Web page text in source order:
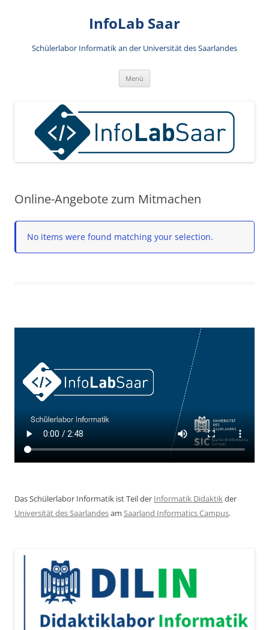
InfoLab Saar
Schülerlabor Informatik an der Universität des Saarlandes
Menü
Online-Angebote zum Mitmachen
No items were found matching your selection.
Das Schülerlabor Informatik ist Teil der Informatik Didaktikder
Universität des Saarlandesam Saarland Informatics Campus.